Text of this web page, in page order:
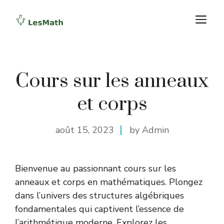
Cours sur les anneaux
et corps
août 15, 2023 by Admin
Bienvenue au passionnant cours sur les
anneaux et corps en mathématiques. Plongez
dans l’univers des structures algébriques
fondamentales qui captivent l’essence de